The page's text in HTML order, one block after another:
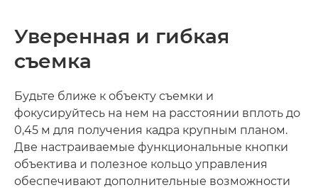
Уверенная и гибкая
съемка
Будьте ближе к объекту съемки и
фокусируйтесь на нем на расстоянии вплоть до
0,45 м для получения кадра крупным планом.
Две настраиваемые функциональные кнопки
объектива и полезное кольцо управления
обеспечивают дополнительные возможности